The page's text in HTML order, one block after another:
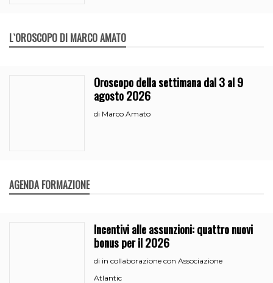
L`OROSCOPO DI MARCO AMATO
Oroscopo della settimana dal 3 al 9
agosto 2026
di Marco Amato
AGENDA FORMAZIONE
Incentivi alle assunzioni: quattro nuovi
bonus per il 2026
di in collaborazione con Associazione
Atlantic